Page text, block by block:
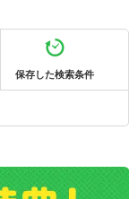
保存した検索条件